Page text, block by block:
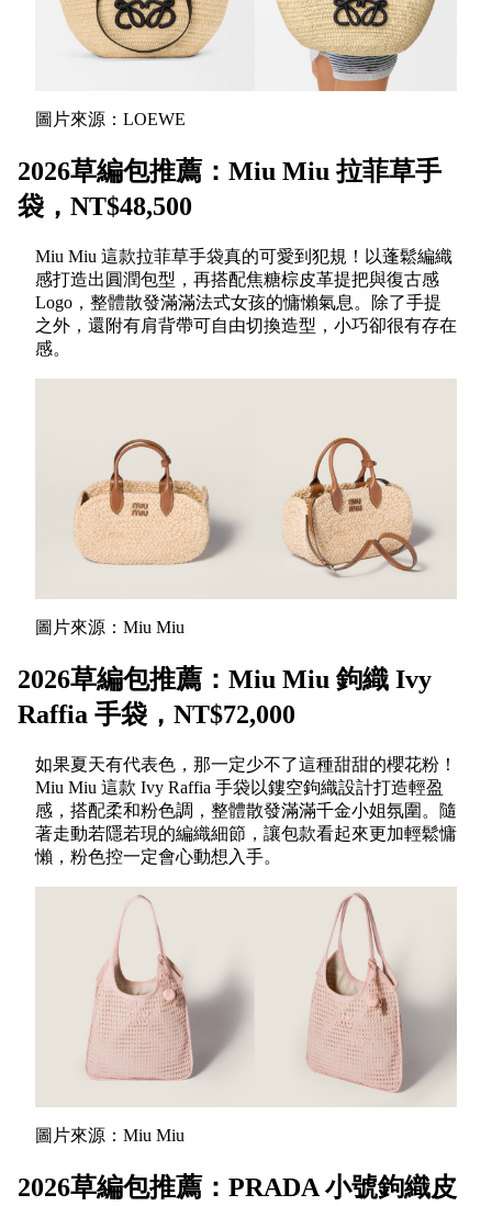
圖片來源：LOEWE
2026草編包推薦：Miu Miu 拉菲草手
袋，NT$48,500
Miu Miu 這款拉菲草手袋真的可愛到犯規！以蓬鬆編織
感打造出圓潤包型，再搭配焦糖棕皮革提把與復古感
Logo，整體散發滿滿法式女孩的慵懶氣息。除了手提
之外，還附有肩背帶可自由切換造型，小巧卻很有存在
感。
圖片來源：Miu Miu
2026草編包推薦：Miu Miu 鉤織 Ivy
Raffia 手袋，NT$72,000
如果夏天有代表色，那一定少不了這種甜甜的櫻花粉！
Miu Miu 這款 Ivy Raffia 手袋以鏤空鉤織設計打造輕盈
感，搭配柔和粉色調，整體散發滿滿千金小姐氛圍。隨
著走動若隱若現的編織細節，讓包款看起來更加輕鬆慵
懶，粉色控一定會心動想入手。
圖片來源：Miu Miu
2026草編包推薦：PRADA 小號鉤織皮